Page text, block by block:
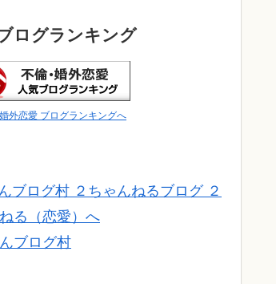
ログランキング
外恋愛 ブログランキングへ
ブログ村